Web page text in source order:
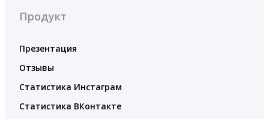
Продукт
Презентация
Отзывы
Статистика Инстаграм
Статистика ВКонтакте